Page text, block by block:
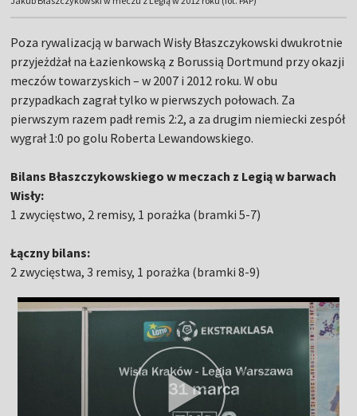
Poza rywalizacją w barwach Wisły Błaszczykowski dwukrotnie
przyjeżdżał na Łazienkowską z Borussią Dortmund przy okazji
meczów towarzyskich – w 2007 i 2012 roku. W obu
przypadkach zagrał tylko w pierwszych połowach. Za
pierwszym razem padł remis 2:2, a za drugim niemiecki zespół
wygrał 1:0 po golu Roberta Lewandowskiego.
Bilans Błaszczykowskiego w meczach z Legią w barwach
Wisły:
1 zwycięstwo, 2 remisy, 1 porażka (bramki 5-7)
Łączny bilans:
2 zwycięstwa, 3 remisy, 1 porażka (bramki 8-9)